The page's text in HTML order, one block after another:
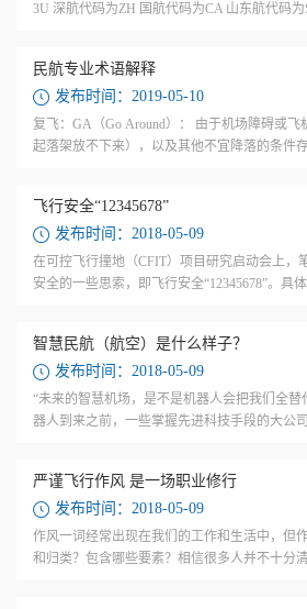
3U 深航代码为ZH 国航代码为CA 山东航代码
民航专业术语解释
发布时间：2019-05-10
复飞：GA（Go Around）： 由于机场障碍或飞机本身发生故障（常见的是
起落架放不下来），以及其他不宜降落的条件
飞行安全“12345678”
发布时间：2018-05-09
在可控飞行撞地（CFIT）项目研究启动会上，
安全的一些思索，即飞行安全“12345678”。具
智慧民航（航空）是什么样子？
发布时间：2018-05-09
“未来的智慧机场，是不是机器人会把我们全替
器人到来之前，一些掌握先进科技手段的大公
严谨飞行作风 是一场职业修行
发布时间：2018-05-09
作风一词经常出现在我们的工作和生活中，但
和归类？包含哪些要素？相信很多人并不十分